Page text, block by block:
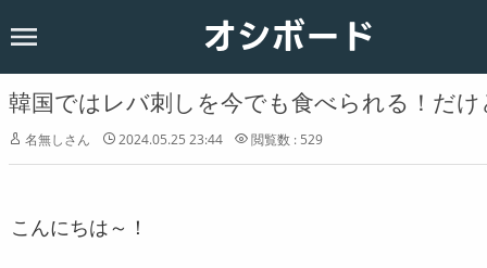
オシボード
韓国ではレバ刺しを今でも食べられる！だ
名無しさん 2024.05.25 23:44 閲覧数 : 529
こんにちは～！
韓国
恋愛
お知らせ